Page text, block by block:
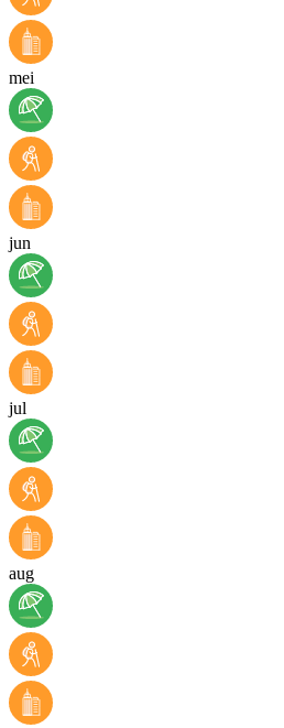
mei
jun
jul
aug